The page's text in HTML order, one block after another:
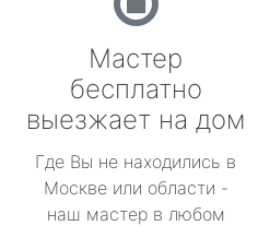
Мастер
бесплатно
выезжает на дом
Где Вы не находились в
Москве или области -
наш мастер в любом